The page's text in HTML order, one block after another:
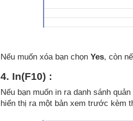
Nếu muốn xóa bạn chọn Yes, còn
4. In(F10) :
Nếu bạn muốn in ra danh sánh
hiển thị ra một bản xem trước kèm